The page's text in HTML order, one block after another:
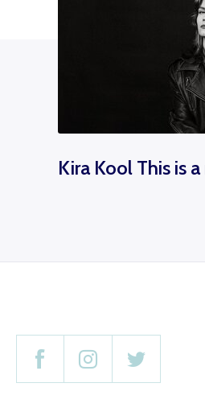
Kira Kool This is